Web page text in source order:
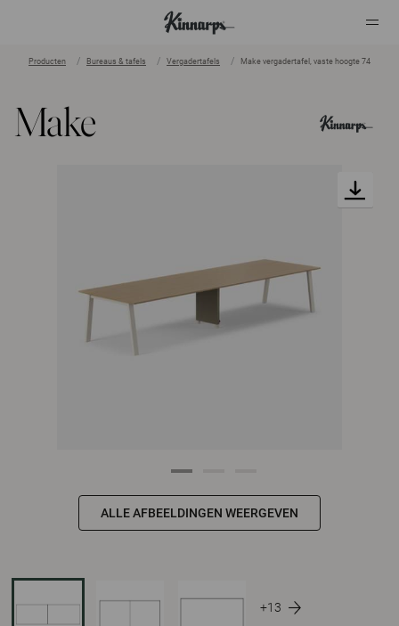
Producten Bureaus & tafels Vergadertafels Make vergadertafel, vaste hoogte 74
Make
ALLE AFBEELDINGEN WEERGEVEN
+13